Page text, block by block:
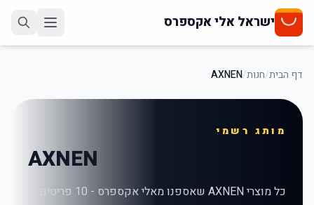
ישראל אלי אקספרס
דף הבית/חנות/
AXNEN
מותג רשמי
AXNEN
כל מוצריAXNEN שאספנו מאלי אקספרס - 10 פריטים